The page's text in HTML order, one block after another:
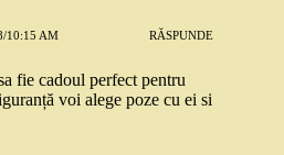
10:15 AM RĂSPUNDE
fie cadoul perfect pentru
voi alege poze cu ei si